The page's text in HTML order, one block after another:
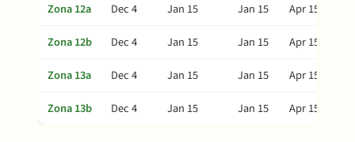
Zona 12a
Dec 4 Jan 15 Jan 15
Apr 15
Zona 12b
Dec 4 Jan 15 Jan 15
Apr 15
Zona 13a
Dec 4 Jan 15 Jan 15
Apr 15
Zona 13b
Dec 4 Jan 15 Jan 15 Apr 15